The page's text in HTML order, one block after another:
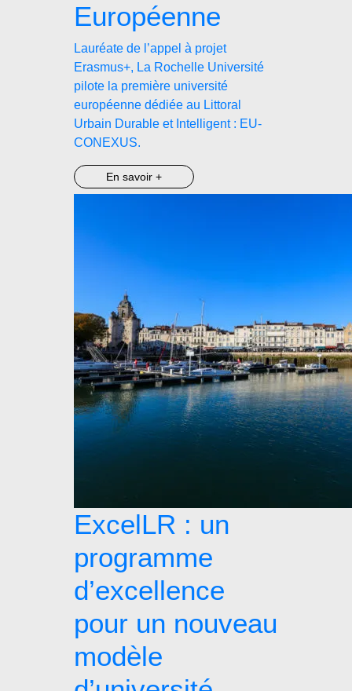
Européenne
Lauréate de l’appel à projet
Erasmus+, La Rochelle Université
pilote la première université
européenne dédiée au Littoral
Urbain Durable et Intelligent : EU-
CONEXUS.
En savoir +
ExcelLR : un
programme
d’excellence
pour un nouveau
modèle